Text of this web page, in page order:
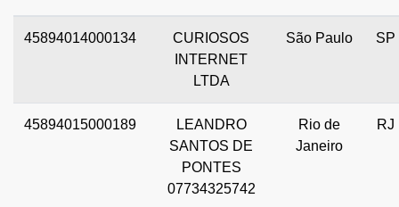
45894014000134
CURIOSOS
INTERNET
LTDA
São Paulo SP
45894015000189
LEANDRO
SANTOS DE
PONTES
07734325742
Rio de
Janeiro
RJ